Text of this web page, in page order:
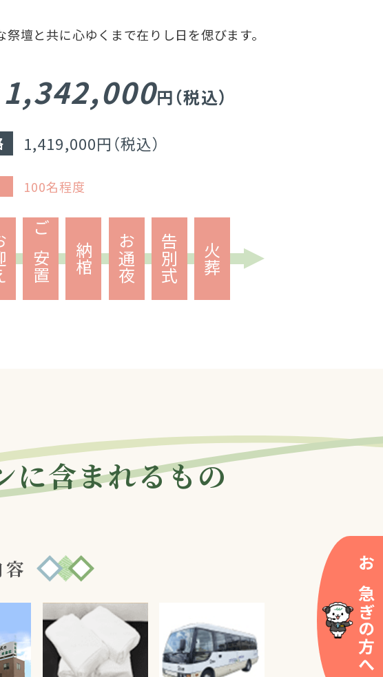
お急ぎの方へ
壇と共に心ゆくまで在りし日を偲びます。
1,342,000円（税込）
1,419,000円（税込）
100名程度
ご安置 納棺 お通夜 告別式 火葬
に含まれるもの